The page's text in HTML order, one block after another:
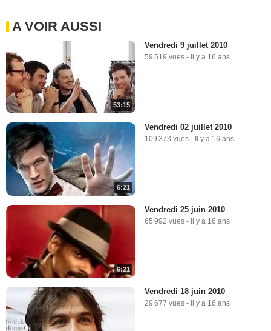
A VOIR AUSSI
53:15
Vendredi 9 juillet 2010
59 519 vues - Il y a 16 ans
6:21
Vendredi 02 juillet 2010
109 373 vues - Il y a 16 ans
6:21
Vendredi 25 juin 2010
65 992 vues - Il y a 16 ans
Vendredi 18 juin 2010
29 677 vues - Il y a 16 ans